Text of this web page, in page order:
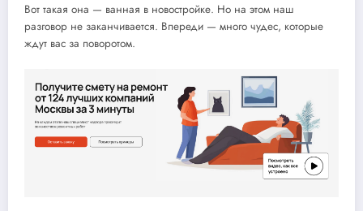
Вот такая она — ванная в новостройке. Но на этом наш
разговор не заканчивается. Впереди — много чудес, которые
ждут вас за поворотом.